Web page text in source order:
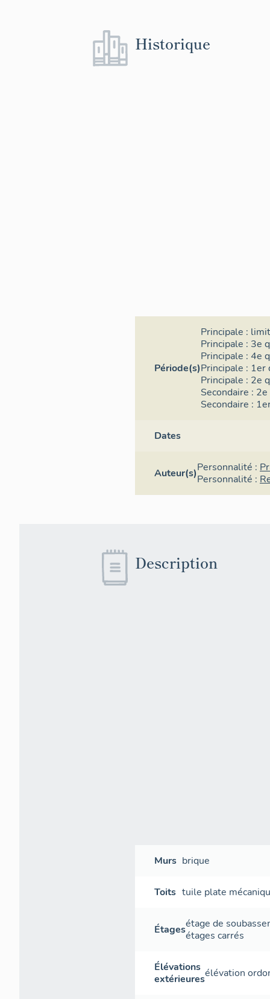
Historique
Période(s)
Principale :
Principale : 3e
Principale : 4e
Principale : 1er
Principale : 2e
Secondaire :
Secondaire :
Dates
Auteur(s)Personnalité :
Personnalité :
Description
Murs brique
Toits tuile plate
Étagesétage de
étages carrés
Élévations
extérieuresélévation